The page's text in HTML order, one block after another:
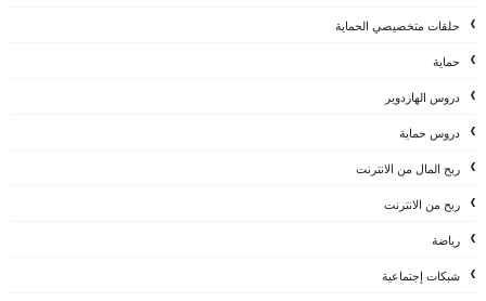
حلقات متخصيصي الحماية
حماية
دروس الهاردوير
دروس حماية
ربح المال من الانترنت
ربح من الانترنت
رياضة
شبكات إجتماعية